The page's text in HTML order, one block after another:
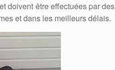
doivent être effectuées par des
et dans les meilleurs délais.